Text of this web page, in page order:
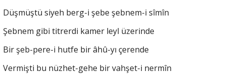
Düşmüştü siyeh berg-i şebe şebnem-i sîmîn
Şebnem gibi titrerdi kamer leyl üzerinde
Bir şeb-pere-i hutfe bir âhû-yı çerende
Vermişti bu nüzhet-gehe bir vahşet-i nermîn